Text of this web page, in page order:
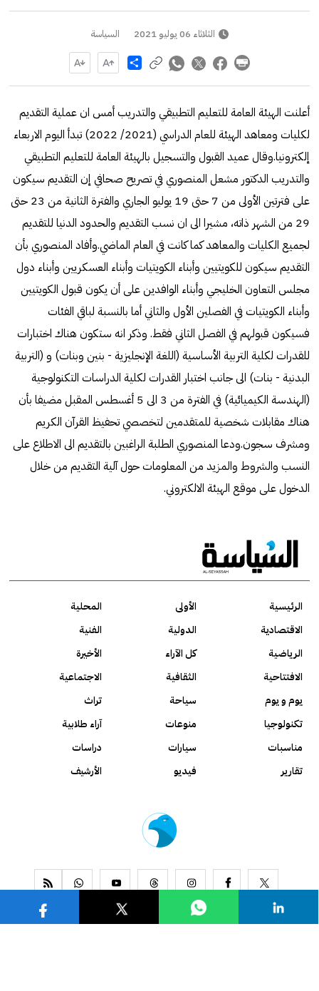
الثلاثاء 06 يوليو 2021 السياسة
Share
أعلنت الهيئة العامة للتعليم التطبيقي والتدريب أمس ان عملية التقديم
لكليات ومعاهد الهيئة للعام الدراسي (2021/ 2022) تبدأ اليوم الاربعاء
إلكترونيا.وقال عميد القبول والتسجيل بالهيئة العامة للتعليم التطبيقي
والتدريب الدكتور مشعل المنصوري في تصريح صحافي إن التقديم سيكون
على فترتين الأولى من 7 حتى 19 يوليو الجاري والفترة الثانية من 23 حتى
29 من الشهر ذاته، مشيرا الى ان نسب التقديم والحدود الدنيا للتقديم
لجميع الكليات والمعاهد كما كانت في العام الماضي.وأفاد المنصوري بأن
التقديم سيكون للكويتيين وأبناء الكويتيات وأبناء العسكريين وأبناء دول
مجلس التعاون الخليجي وأبناء الوافدين على أن يكون قبول الكويتيين
وأبناء الكويتيات في الفصلين الأول والثاني أما بالنسبة لباقي الفئات
فسيكون قبولهم في الفصل الثاني فقط. وذكر انه ستكون هناك اختبارات
للقدرات لكلية التربية الأساسية (اللغة الإنجليزية - بنين وبنات) و (التربية
البدنية - بنات) الى جانب اختبار القدرات لكلية الدراسات التكنولوجية
(الهندسة الكيميائية) في الفترة من 3 الى 5 أغسطس المقبل مضيفا بأن
هناك مقابلات شخصية للمتقدمين لتخصصي تحفيظ القرآن الكريم
ومشرف سجون.ودعا المنصوري الطلبة الراغبين بالتقديم الى الاطلاع على
النسب والشروط والمزيد من المعلومات حول آلية التقديم من خلال
الدخول على موقع الهيئة الالكتروني.
الرئيسية الأولى
المحلية
الاقتصادية
الدولية
الفنية
الرياضية
كل الآراء
الأخيرة
الافتتاحية
الثقافية
الاجتماعية
يوم و يوم
سياحة
تراث
تكنولوجيا
منوعات
آراء طلابية
مناسبات
سيارات
دراسات
تقارير
فيديو الأرشيف